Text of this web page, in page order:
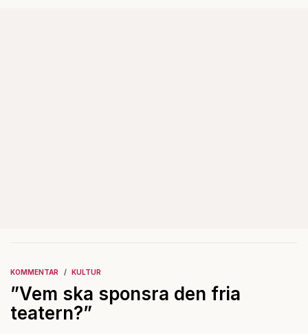
KOMMENTAR KULTUR
”Vem ska sponsra den fria
teatern?”